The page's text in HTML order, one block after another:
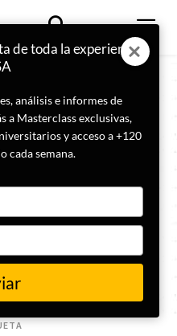
de toda la experiencia
análisis e informes de
a Masterclass exclusivas,
y acceso a +120
cada semana.